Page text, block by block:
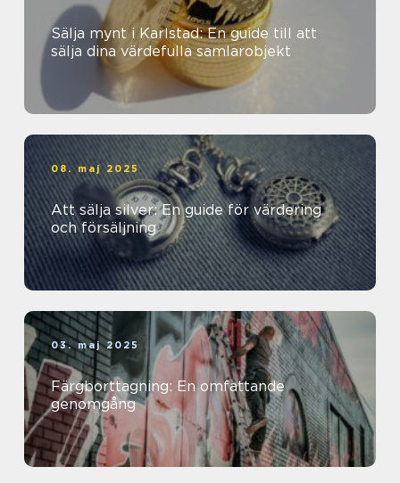
Sälja mynt i Karlstad: En guide till att
sälja dina värdefulla samlarobjekt
08. maj 2025
Att sälja silver: En guide för värdering
och försäljning
03. maj 2025
Färgborttagning: En omfattande
genomgång